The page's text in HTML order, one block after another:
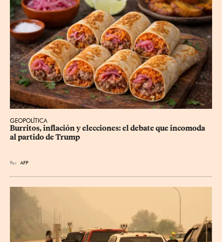
GEOPOLÍTICA
Burritos, inflación y elecciones: el debate que incomoda
al partido de Trump
Por AFP